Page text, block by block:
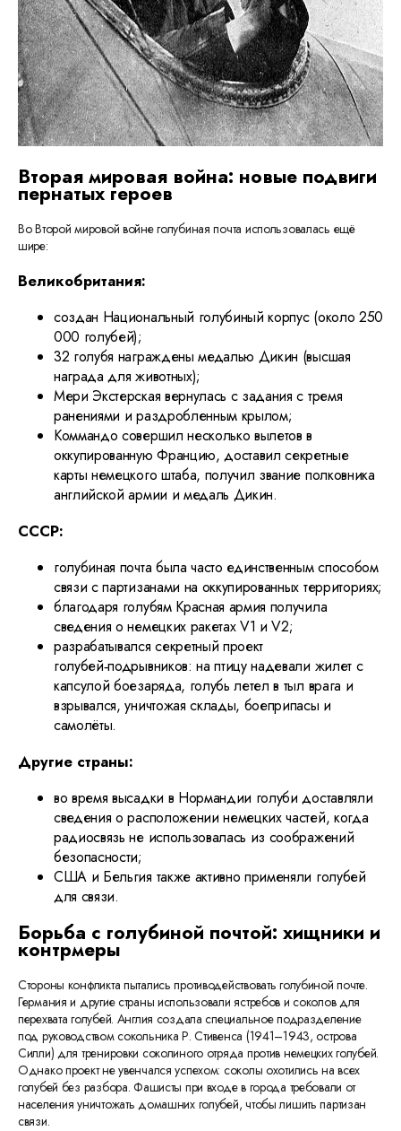
Вторая мировая война: новые подвиги
пернатых героев
Во Второй мировой войне голубиная почта использовалась ещё
шире:
Великобритания:
создан Национальный голубиный корпус (около 250
000 голубей);
32 голубя награждены медалью Дикин (высшая
награда для животных);
Мери Экстерская вернулась с задания с тремя
ранениями и раздробленным крылом;
Коммандо совершил несколько вылетов в
оккупированную Францию, доставил секретные
карты немецкого штаба, получил звание полковника
английской армии и медаль Дикин.
СССР:
голубиная почта была часто единственным способом
связи с партизанами на оккупированных территориях;
благодаря голубям Красная армия получила
сведения о немецких ракетах V1 и V2;
разрабатывался секретный проект
голубей‑подрывников: на птицу надевали жилет с
капсулой боезаряда, голубь летел в тыл врага и
взрывался, уничтожая склады, боеприпасы и
самолёты.
Другие страны:
во время высадки в Нормандии голуби доставляли
сведения о расположении немецких частей, когда
радиосвязь не использовалась из соображений
безопасности;
США и Бельгия также активно применяли голубей
для связи.
Борьба с голубиной почтой: хищники и
контрмеры
Стороны конфликта пытались противодействовать голубиной почте.
Германия и другие страны использовали ястребов и соколов для
перехвата голубей. Англия создала специальное подразделение
под руководством сокольника Р. Стивенса (1941–1943, острова
Силли) для тренировки соколиного отряда против немецких голубей.
Однако проект не увенчался успехом: соколы охотились на всех
голубей без разбора. Фашисты при входе в города требовали от
населения уничтожать домашних голубей, чтобы лишить партизан
связи.